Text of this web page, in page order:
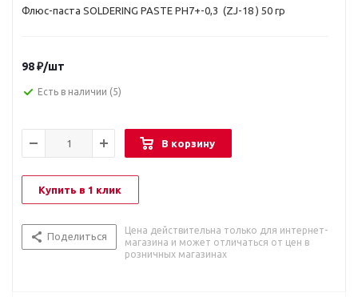
Флюс-паста SOLDERING PASTE PH7+-0,3 (ZJ-18 ) 50 гр
98₽/шт
Есть в наличии (5)
В корзину
Купить в 1 клик
Поделиться
Цена действительна только для интернет-
магазина и может отличаться от цен в
розничных магазинах